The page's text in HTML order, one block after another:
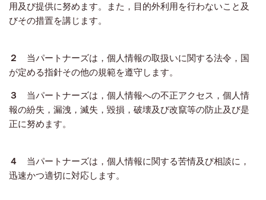
用及び提供に努めます。また，目的外利用を行わないこと及
びその措置を講じます。
２
当パートナーズは，個人情報の取扱いに関する法令，国
が定める指針その他の規範を遵守します。
３ 当パートナーズは，個人情報への不正アクセス，個人情
報の紛失，漏洩，滅失，毀損，破壊及び改竄等の防止及び是
正に努めます。
４
当パートナーズは，個人情報に関する苦情及び相談に，
迅速かつ適切に対応します。